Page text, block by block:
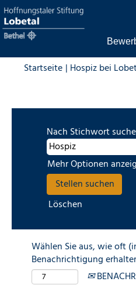
Startseite | Hospiz bei
Nach Stichwort
Mehr Optionen
Löschen
Wählen Sie aus, wie oft
Benachrichtigung